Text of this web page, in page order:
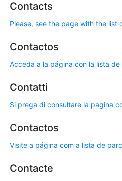
Contacts
Please, see the page with the list
Contactos
Acceda a la página con la lista de
Contatti
Si prega di consultare la pagina
Contactos
Visite a página com a lista de
Contacte